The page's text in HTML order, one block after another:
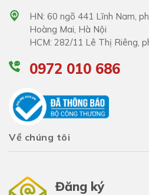
HN: 60 ngõ 441 Lĩnh Nam,
Hoàng Mai, Hà Nội
HCM: 282/11 Lê Thị Riêng,
0972 010 686
Về chúng tôi
Đăng ký